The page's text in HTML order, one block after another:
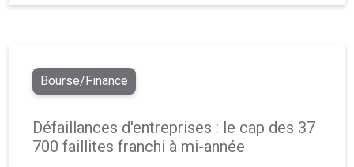
Bourse/Finance
Défaillances d'entreprises : le cap des 37
700 faillites franchi à mi-année